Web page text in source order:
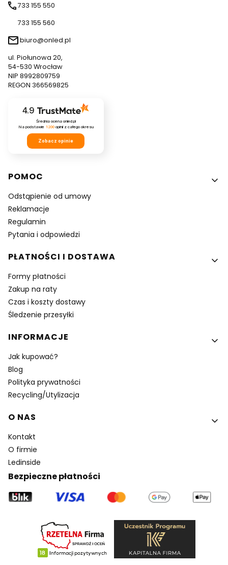
733 155 550
733 155 560
biuro@onled.pl
ul. Piołunowa 20,
54-530 Wrocław
NIP 8992809759
REGON 366569825
4.9
Średnia ocena onled.pl
Na podstawie 1200opinii z całego okresu
Zobacz opinie
Linki w stopce
POMOC
Odstąpienie od umowy
Reklamacje
Regulamin
Pytania i odpowiedzi
PŁATNOŚCI I DOSTAWA
Formy płatności
Zakup na raty
Czas i koszty dostawy
Śledzenie przesyłki
INFORMACJE
Jak kupować?
Blog
Polityka prywatności
Recycling/Utylizacja
O NAS
Kontakt
O firmie
Ledinside
Bezpieczne płatności